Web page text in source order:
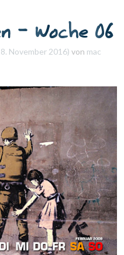
– Woche 06
November 2016) von mac